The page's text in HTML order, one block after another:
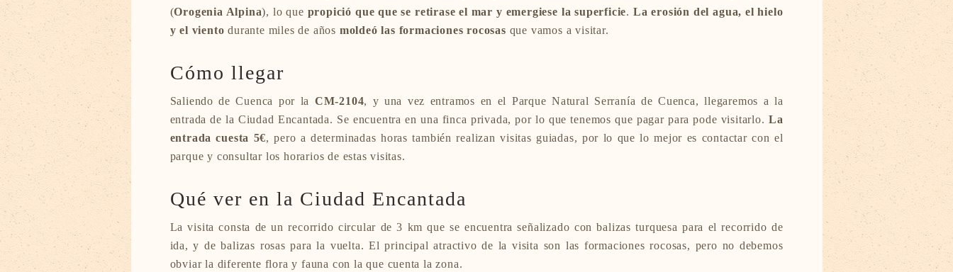
(Orogenia Alpina), lo que propició que que se retirase el mar y emergiese la superficie. La erosión del agua, el hielo
y el viento durante miles de años moldeó las formaciones rocosas que vamos a visitar.
Cómo llegar
Saliendo de Cuenca por la CM-2104, y una vez entramos en el Parque Natural Serranía de Cuenca, llegaremos a la
entrada de la Ciudad Encantada. Se encuentra en una finca privada, por lo que tenemos que pagar para pode visitarlo. La
entrada cuesta 5€, pero a determinadas horas también realizan visitas guiadas, por lo que lo mejor es contactar con el
parque y consultar los horarios de estas visitas.
Qué ver en la Ciudad Encantada
La visita consta de un recorrido circular de 3 km que se encuentra señalizado con balizas turquesa para el recorrido de
ida, y de balizas rosas para la vuelta. El principal atractivo de la visita son las formaciones rocosas, pero no debemos
obviar la diferente flora y fauna con la que cuenta la zona.